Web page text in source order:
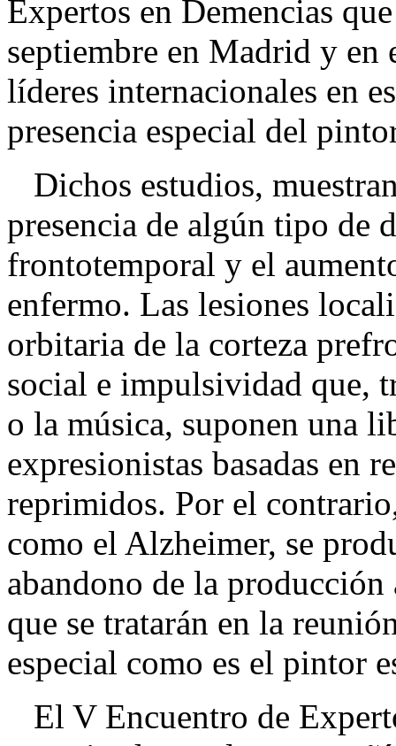
Expertos en Demencias
septiembre en Madrid y
líderes internacionales en
presencia especial del
Dichos estudios,
presencia de algún tipo de
frontotemporal y el
enfermo. Las lesiones
orbitaria de la corteza
social e impulsividad que,
o la música, suponen una
expresionistas basadas en
reprimidos. Por el
como el Alzheimer, se
abandono de la producción
que se tratarán en la
especial como es el pintor
El V Encuentro de